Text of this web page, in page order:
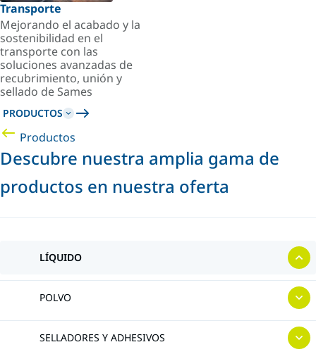
Transporte
Mejorando el acabado y la
sostenibilidad en el
transporte con las
soluciones avanzadas de
recubrimiento, unión y
sellado de Sames
PRODUCTOS
Productos
Descubre nuestra amplia gama de
productos en nuestra oferta
LÍQUIDO
POLVO
SELLADORES Y ADHESIVOS